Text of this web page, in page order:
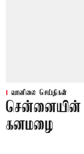
வானிலை செய்திகள்
சென்னையின்
கனமழை